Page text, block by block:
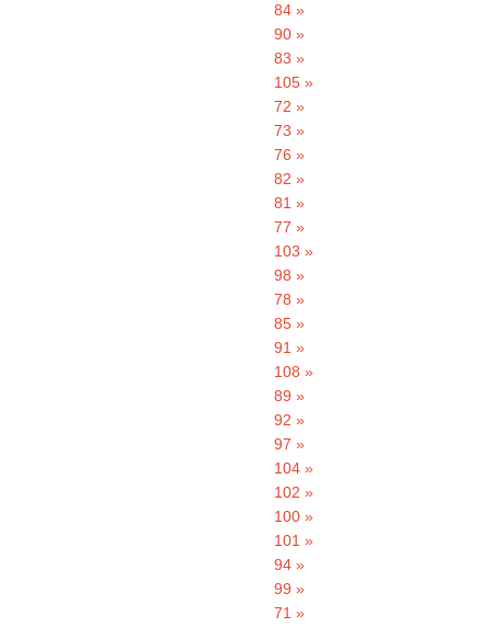
84 »
90 »
83 »
105 »
72 »
73 »
76 »
82 »
81 »
77 »
103 »
98 »
78 »
85 »
91 »
108 »
89 »
92 »
97 »
104 »
102 »
100 »
101 »
94 »
99 »
71 »